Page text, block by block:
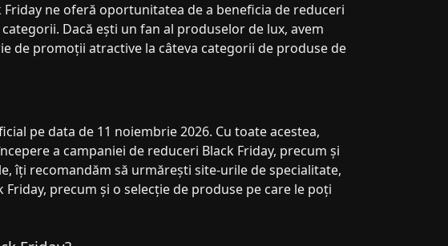
ne oferă oportunitatea de a beneficia de reduceri
Dacă ești un fan al produselor de lux, avem
de promoții atractive la câteva categorii de produse de
pe data de 11 noiembrie 2026. Cu toate acestea,
a campaniei de reduceri Black Friday, precum și
îți recomandăm să urmărești site-urile de specialitate,
precum și o selecție de produse pe care le poți